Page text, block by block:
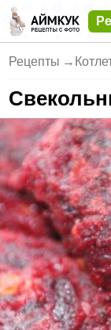
Рецепты →